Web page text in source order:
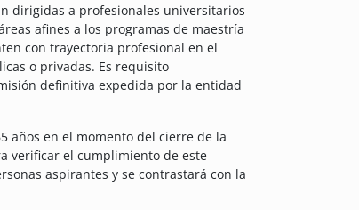
dirigidas a profesionales universitarios
afines a los programas de maestría
con trayectoria profesional en el
o privadas. Es requisito
definitiva expedida por la entidad
años en el momento del cierre de la
verificar el cumplimiento de este
aspirantes y se contrastará con la